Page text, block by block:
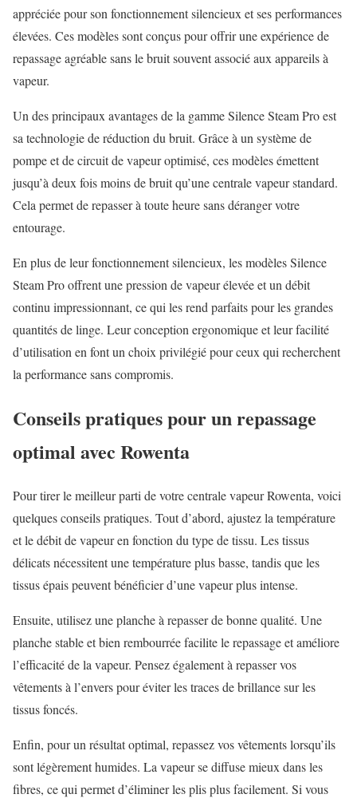
appréciée pour son fonctionnement silencieux et ses performances
élevées. Ces modèles sont conçus pour offrir une expérience de
repassage agréable sans le bruit souvent associé aux appareils à
vapeur.
Un des principaux avantages de la gamme Silence Steam Pro est
sa technologie de réduction du bruit. Grâce à un système de
pompe et de circuit de vapeur optimisé, ces modèles émettent
jusqu’à deux fois moins de bruit qu’une centrale vapeur standard.
Cela permet de repasser à toute heure sans déranger votre
entourage.
En plus de leur fonctionnement silencieux, les modèles Silence
Steam Pro offrent une pression de vapeur élevée et un débit
continu impressionnant, ce qui les rend parfaits pour les grandes
quantités de linge. Leur conception ergonomique et leur facilité
d’utilisation en font un choix privilégié pour ceux qui recherchent
la performance sans compromis.
Conseils pratiques pour un repassage
optimal avec Rowenta
Pour tirer le meilleur parti de votre centrale vapeur Rowenta, voici
quelques conseils pratiques. Tout d’abord, ajustez la température
et le débit de vapeur en fonction du type de tissu. Les tissus
délicats nécessitent une température plus basse, tandis que les
tissus épais peuvent bénéficier d’une vapeur plus intense.
Ensuite, utilisez une planche à repasser de bonne qualité. Une
planche stable et bien rembourrée facilite le repassage et améliore
l’efficacité de la vapeur. Pensez également à repasser vos
vêtements à l’envers pour éviter les traces de brillance sur les
tissus foncés.
Enfin, pour un résultat optimal, repassez vos vêtements lorsqu’ils
sont légèrement humides. La vapeur se diffuse mieux dans les
fibres, ce qui permet d’éliminer les plis plus facilement. Si vous